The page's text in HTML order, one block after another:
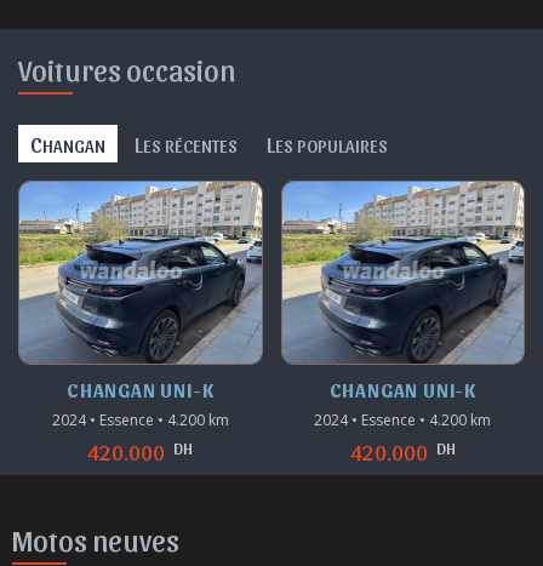
Voitures occasion
CHANGAN L ES RÉCENTES L ES POPULAIRES
CHANGAN UNI-K
2024 • Essence • 4.200 km
420.000 DH
CHANGAN UNI-K
2024 • Essence • 4.200 km
420.000 DH
Motos neuves